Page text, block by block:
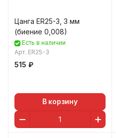
Цанга ER25-3, 3 мм
(биение 0,008)
Есть в наличии
Арт. ER25-3
515 ₽
В корзину